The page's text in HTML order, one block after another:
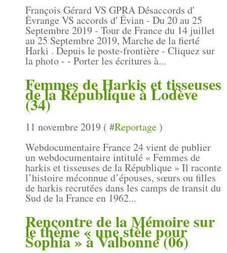
François Gérard VS GPRA Désaccords d'
Ėvrange VS accords d' Évian - Du 20 au 25
Septembre 2019 - Tour de France du 14 juillet
au 25 Septembre 2019, Marche de la fierté
Harki . Depuis le poste-frontière - Cliquez sur
la photo - - Porter les écritures à...
Femmes de Harkis et tisseuses
de la République à Lodève
(34)
11 novembre 2019 ( #Reportage)
Webdocumentaire France 24 vient de publier
un webdocumentaire intitulé « Femmes de
harkis et tisseuses de la République » Il raconte
l’histoire méconnue d’épouses, sœurs ou filles
de harkis recrutées dans les camps de transit du
Sud de la France en 1962...
Rencontre de la Mémoire sur
le thème « une stèle pour
Sophia » à Valbonne (06)